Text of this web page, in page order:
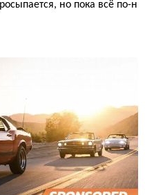
но пока всё по-н